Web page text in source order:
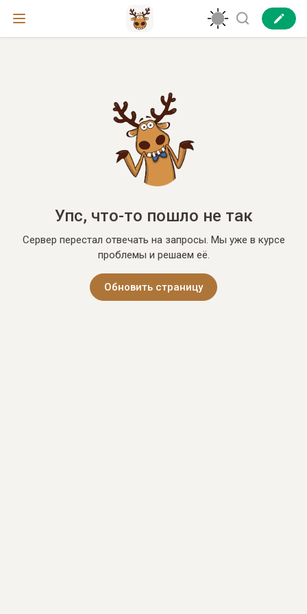
Упс, что-то пошло не так
Сервер перестал отвечать на запросы. Мы уже в курсе
проблемы и решаем её.
Обновить страницу